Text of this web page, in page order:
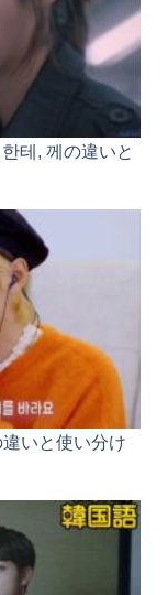
테, 께の違い
いと使い分